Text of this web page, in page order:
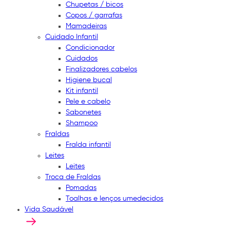
Chupetas / bicos
Copos / garrafas
Mamadeiras
Cuidado Infantil
Condicionador
Cuidados
Finalizadores cabelos
Higiene bucal
Kit infantil
Pele e cabelo
Sabonetes
Shampoo
Fraldas
Fralda infantil
Leites
Leites
Troca de Fraldas
Pomadas
Toalhas e lenços umedecidos
Vida Saudável